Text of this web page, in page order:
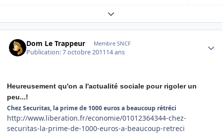
Expand topic overview
Dom Le Trappeur Membre SNCF
Publication:7 octobre 201114 ans
Heureusement qu'on a l'actualité sociale pour rigoler un
peu...!
Chez Securitas, la prime de 1000 euros a beaucoup rétréci
http://www.liberation.fr/economie/01012364344-chez-
securitas-la-prime-de-1000-euros-a-beaucoup-retreci